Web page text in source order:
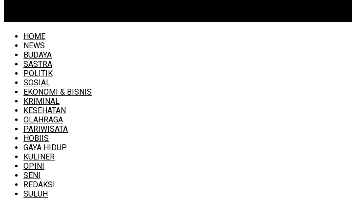
HOME
NEWS
BUDAYA
SASTRA
POLITIK
SOSIAL
EKONOMI & BISNIS
KRIMINAL
KESEHATAN
OLAHRAGA
PARIWISATA
HOBIIS
GAYA HIDUP
KULINER
OPINI
SENI
REDAKSI
SULUH